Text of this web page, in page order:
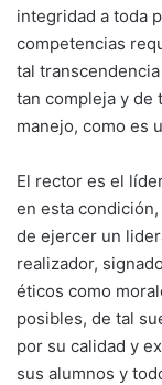
integridad a toda
competencias
tal
tan compleja y de
manejo, como es
El rector es el
en esta
de ejercer un
realizador,
éticos como
posibles, de tal
por su calidad y
sus alumnos y